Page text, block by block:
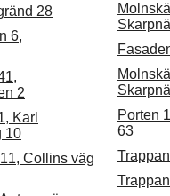
28
6,
2
Karl
10
Collins väg
Porten
63